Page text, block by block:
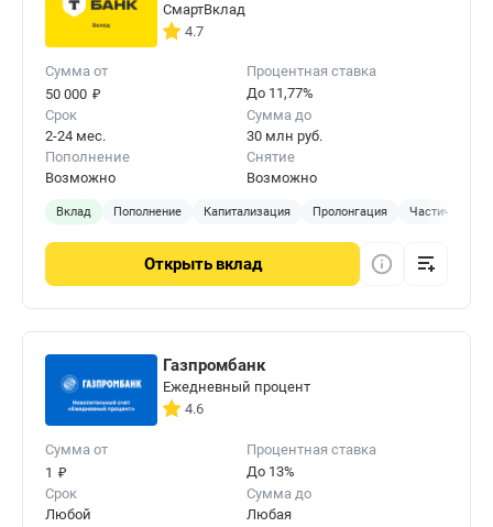
СмартВклад
4.7
Сумма от
50 000 ₽
Процентная ставка
До 11,77%
Срок
2-24 мес.
Сумма до
30 млн руб.
Пополнение
Возможно
Снятие
Возможно
Вклад Пополнение Капитализация Пролонгация Частичное
Открыть вклад
Газпромбанк
Ежедневный процент
4.6
Сумма от
1 ₽
Процентная ставка
До 13%
Срок
Любой
Сумма до
Любая